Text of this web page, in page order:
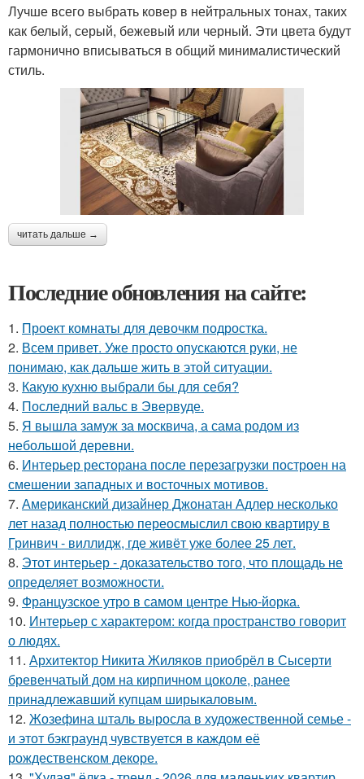
Лучше всего выбрать ковер в нейтральных тонах, таких
как белый, серый, бежевый или черный. Эти цвета будут
гармонично вписываться в общий минималистический
стиль.
читать дальше →
Последние обновления на сайте:
1. Проект комнаты для девочкм подростка.
2. Всем привет. Уже просто опускаются руки, не
понимаю, как дальше жить в этой ситуации.
3. Какую кухню выбрали бы для себя?
4. Последний вальс в Эвервуде.
5. Я вышла замуж за москвича, а сама родом из
небольшой деревни.
6. Интерьер ресторана после перезагрузки построен на
смешении западных и восточных мотивов.
7. Американский дизайнер Джонатан Адлер несколько
лет назад полностью переосмыслил свою квартиру в
Гринвич - виллидж, где живёт уже более 25 лет.
8. Этот интерьер - доказательство того, что площадь не
определяет возможности.
9. Французское утро в самом центре Нью-йорка.
10. Интерьер с характером: когда пространство говорит
о людях.
11. Архитектор Никита Жиляков приобрёл в Сысерти
бревенчатый дом на кирпичном цоколе, ранее
принадлежавший купцам ширыкаловым.
12. Жозефина шталь выросла в художественной семье -
и этот бэкграунд чувствуется в каждом её
рождественском декоре.